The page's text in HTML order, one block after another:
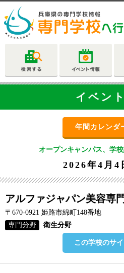
イベン
年間カレンダ
オープンキャンパス、学
2026年4月4
アルファジャパン美容専
〒670-0921 姫路市綿町148番地
専門分野
衛生分野
この学校のサ